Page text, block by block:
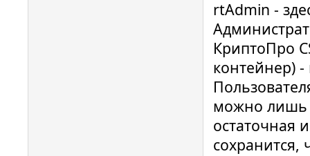
rtAdmin -
КриптоПро
контейнер)
можно лишь
остаточная
сохранится,